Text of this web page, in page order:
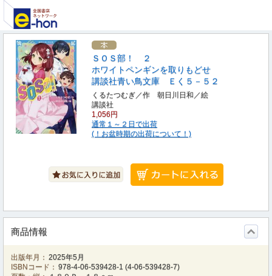
ＳＯＳ部！ ２
ホワイトペンギンを取りもどせ
講談社青い鳥文庫 Ｅく５－５２
くるたつむぎ／作 朝日川日和／絵
講談社
1,056円
通常１～２日で出荷
(！お盆時期の出荷について！)
商品情報
出版年月： 2025年5月
ISBNコード： 978-4-06-539428-1 (4-06-539428-7)